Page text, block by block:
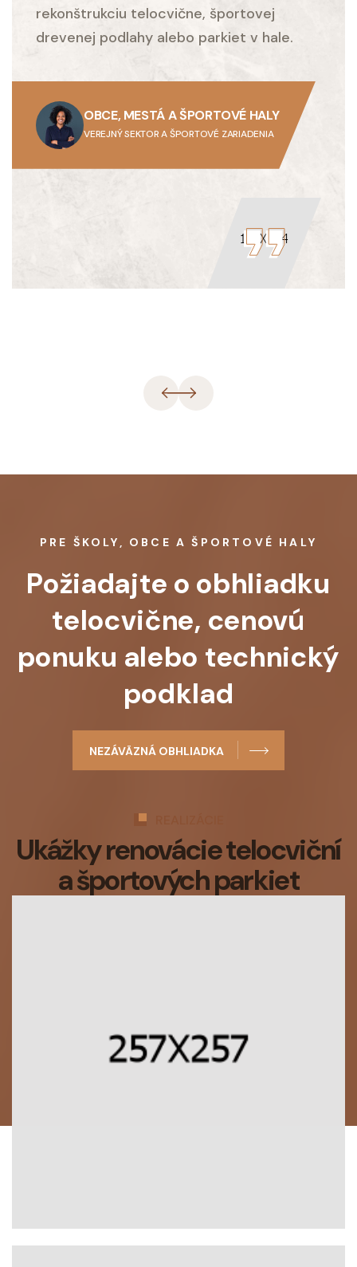
rekonštrukciu telocvične, športovej
drevenej podlahy alebo parkiet v hale.
OBCE, MESTÁ A ŠPORTOVÉ HALY
VEREJNÝ SEKTOR A ŠPORTOVÉ ZARIADENIA
PRE ŠKOLY, OBCE A ŠPORTOVÉ HALY
Požiadajte o obhliadku
telocvične, cenovú
ponuku alebo technický
podklad
NEZÁVÄZNÁ OBHLIADKA
Ukážky renovácie telocviční
a športových parkiet